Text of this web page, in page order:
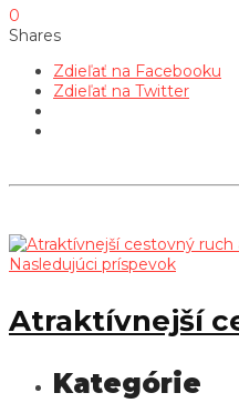
0
Shares
Zdieľať na Facebooku
Zdieľať na Twitter
Nasledujúci príspevok
Atraktívnejší